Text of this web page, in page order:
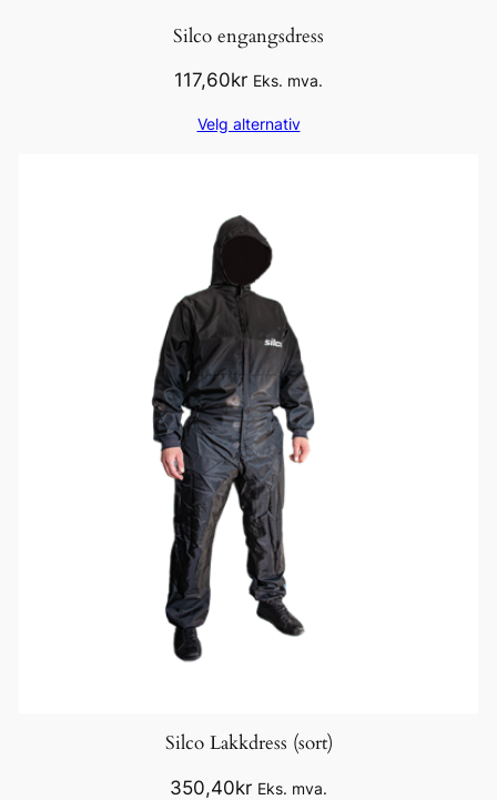
Silco engangsdress
117,60kr Eks. mva.
Velg alternativ
Silco Lakkdress (sort)
350,40kr Eks. mva.